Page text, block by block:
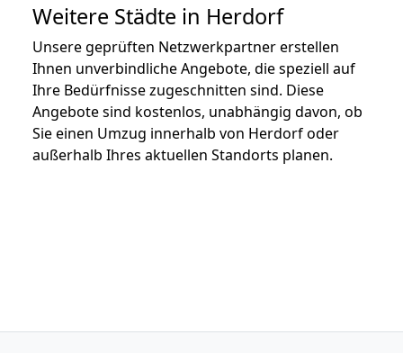
Weitere Städte in Herdorf
Unsere geprüften Netzwerkpartner erstellen
Ihnen unverbindliche Angebote, die speziell auf
Ihre Bedürfnisse zugeschnitten sind. Diese
Angebote sind kostenlos, unabhängig davon, ob
Sie einen Umzug innerhalb von Herdorf oder
außerhalb Ihres aktuellen Standorts planen.